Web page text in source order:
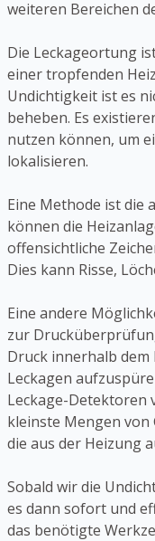
weiteren Bereichen
Die Leckageortung
einer tropfenden
Undichtigkeit ist es
beheben. Es
nutzen können, um
lokalisieren.
Eine Methode ist die
können die
offensichtliche
Dies kann Risse,
Eine andere
zur
Druck innerhalb dem
Leckagen
Leckage-Detektoren
kleinste Mengen von
die aus der Heizung
Sobald wir die
es dann sofort und
das benötigte